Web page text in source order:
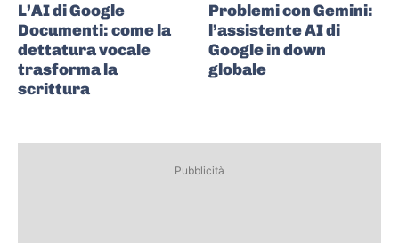
L’AI di Google
Documenti: come la
dettatura vocale
trasforma la
scrittura
Problemi con Gemini:
l’assistente AI di
Google in down
globale
Pubblicità